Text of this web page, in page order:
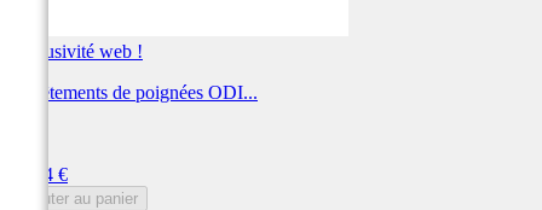
Exclusivité web !
Revêtements de poignées ODI...
97,34 €
Ajouter au panier